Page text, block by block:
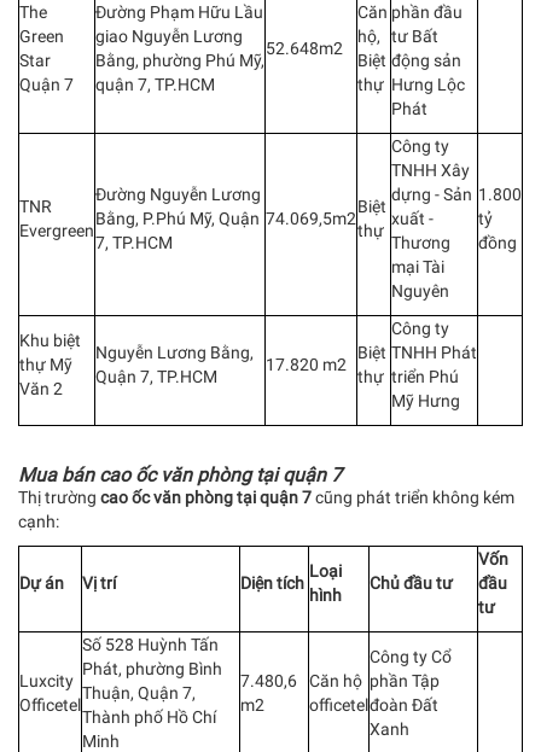
The
Green
Star
Quận 7
Đường Phạm Hữu Lầu
giao Nguyễn Lương
Bằng, phường Phú Mỹ,
quận 7, TP.HCM
52.648m2
Căn
hộ,
Biệt
thự
phần đầu
tư Bất
động sản
Hưng Lộc
Phát
TNR
Evergreen
Đường Nguyễn Lương
Bằng, P.Phú Mỹ, Quận
7, TP.HCM
74.069,5m2
Biệt
thự
Công ty
TNHH Xây
dựng - Sản
xuất -
Thương
mại Tài
Nguyên
1.800
tỷ
đồng
Khu biệt
thự Mỹ
Văn 2
Nguyễn Lương Bằng,
Quận 7, TP.HCM
17.820 m2
Biệt
thự
Công ty
TNHH Phát
triển Phú
Mỹ Hưng
Mua bán cao ốc văn phòng tại quận 7
Thị trường cao ốc văn phòng tại quận 7cũng phát triển không kém
cạnh:
Dự án Vị trí Diện tích
Loại
hình
Chủ đầu tư
Vốn
đầu
tư
Luxcity
Officetel
Số 528 Huỳnh Tấn
Phát, phường Bình
Thuận, Quận 7,
Thành phố Hồ Chí
Minh
7.480,6
m2
Căn hộ
officetel
Công ty Cổ
phần Tập
đoàn Đất
Xanh